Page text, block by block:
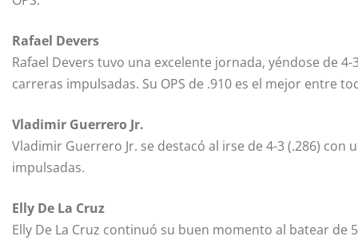
Rafael Devers
Rafael Devers tuvo una excelente jornada, yéndose de
carreras impulsadas. Su OPS de .910 es el mejor entre
Vladimir Guerrero Jr.
Vladimir Guerrero Jr. se destacó al irse de 4-3 (.286)
impulsadas.
Elly De La Cruz
Elly De La Cruz continuó su buen momento al batear